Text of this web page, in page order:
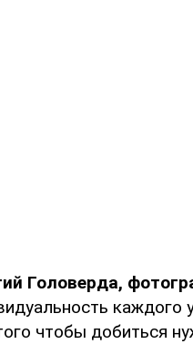
Головерда,
каждого
чтобы добиться